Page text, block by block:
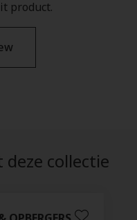
product.
collectie